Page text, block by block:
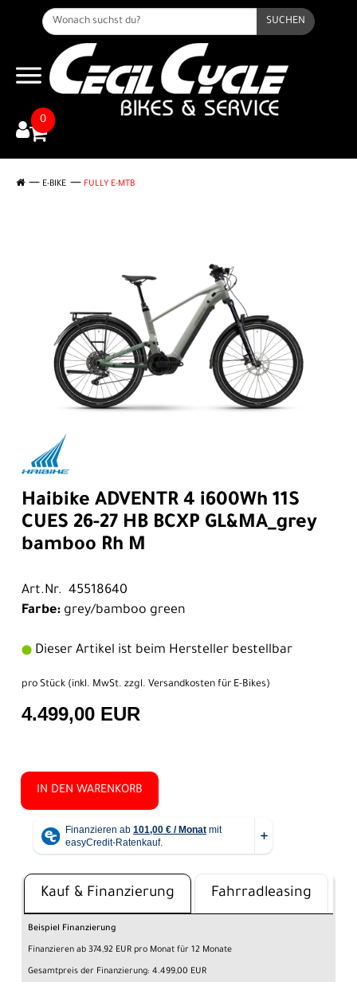
SUCHEN
0
E-BIKE FULLY E-MTB
Haibike ADVENTR 4 i600Wh 11S
CUES 26-27 HB BCXP GL&MA_grey
bamboo Rh M
Art.Nr. 45518640
Farbe: grey/bamboo green
Dieser Artikel ist beim Hersteller bestellbar
pro Stück (inkl. MwSt. zzgl. Versandkosten für E-Bikes)
4.499,00 EUR
IN DEN WARENKORB
Kauf & Finanzierung Fahrradleasing
Beispiel Finanzierung
Finanzieren ab 374,92 EUR pro Monat für 12 Monate
Gesamtpreis der Finanzierung: 4.499,00 EUR